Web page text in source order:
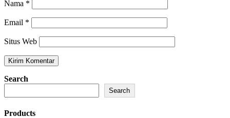
Nama *
Email *
Situs Web
Search
Search
Products